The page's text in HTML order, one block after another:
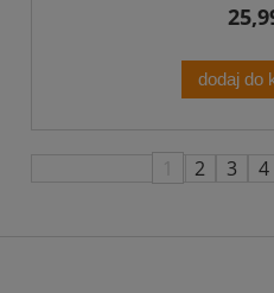
dodaj do
2 3 4